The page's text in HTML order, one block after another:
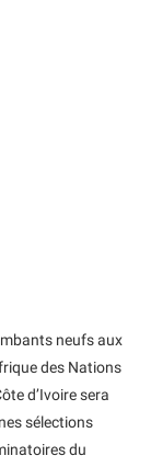
neufs aux
des Nations
d’Ivoire sera
sélections
du